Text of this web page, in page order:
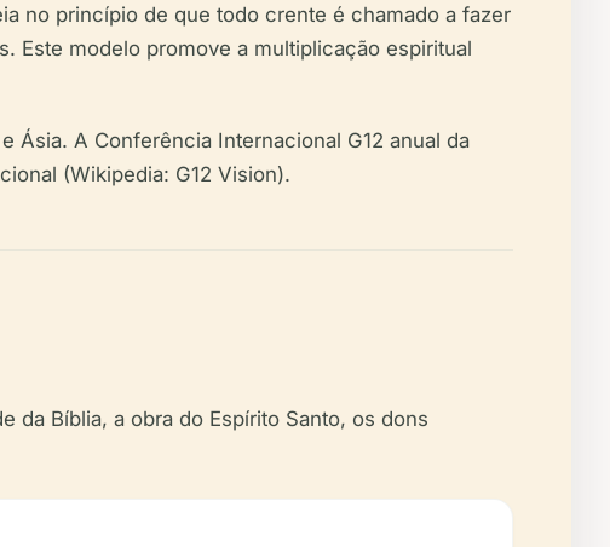
no princípio de que todo crente é chamado a fazer
Este modelo promove a multiplicação espiritual
Ásia. A Conferência Internacional G12 anual da
(Wikipedia: G12 Vision).
da Bíblia, a obra do Espírito Santo, os dons